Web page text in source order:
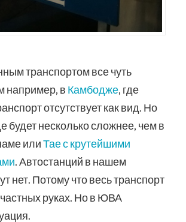
транспортом все чуть
например, в Камбодже, где
отсутствует как вид. Но
будет несколько сложнее, чем в
илиТае с крутейшими
. Автостанций в нашем
нет. Потому что весь транспорт
руках. Но в ЮВА